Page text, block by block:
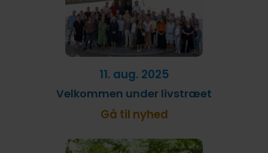
11. aug. 2025
Velkommen under livstræet
Gå til nyhed